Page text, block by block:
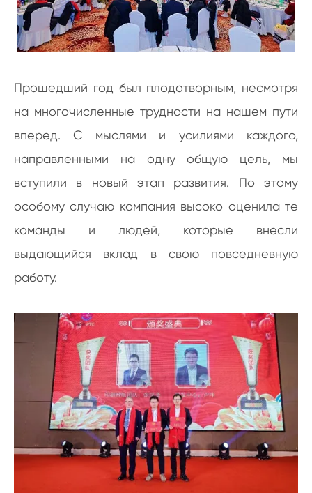
Прошедший год был плодотворным, несмотря
на многочисленные трудности на нашем пути
вперед. С мыслями и усилиями каждого,
направленными на одну общую цель, мы
вступили в новый этап развития. По этому
особому случаю компания высоко оценила те
команды и людей, которые внесли
выдающийся вклад в свою повседневную
работу.